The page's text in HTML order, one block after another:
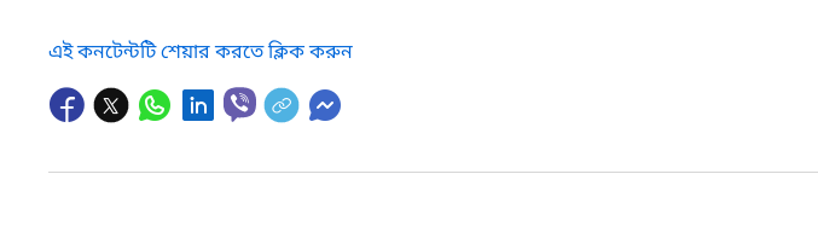
এই কনটেন্টটি শেয়ার করতে ক্লিক করুন